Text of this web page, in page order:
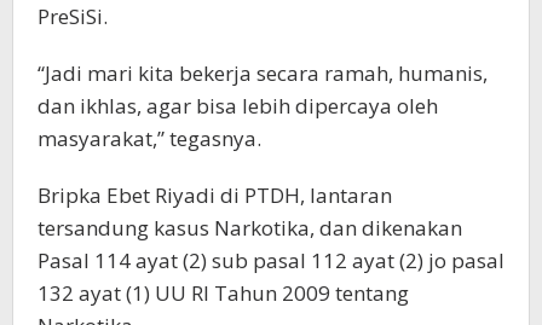
PreSiSi.
“Jadi mari kita bekerja secara ramah, humanis,
dan ikhlas, agar bisa lebih dipercaya oleh
masyarakat,” tegasnya.
Bripka Ebet Riyadi di PTDH, lantaran
tersandung kasus Narkotika, dan dikenakan
Pasal 114 ayat (2) sub pasal 112 ayat (2) jo pasal
132 ayat (1) UU RI Tahun 2009 tentang